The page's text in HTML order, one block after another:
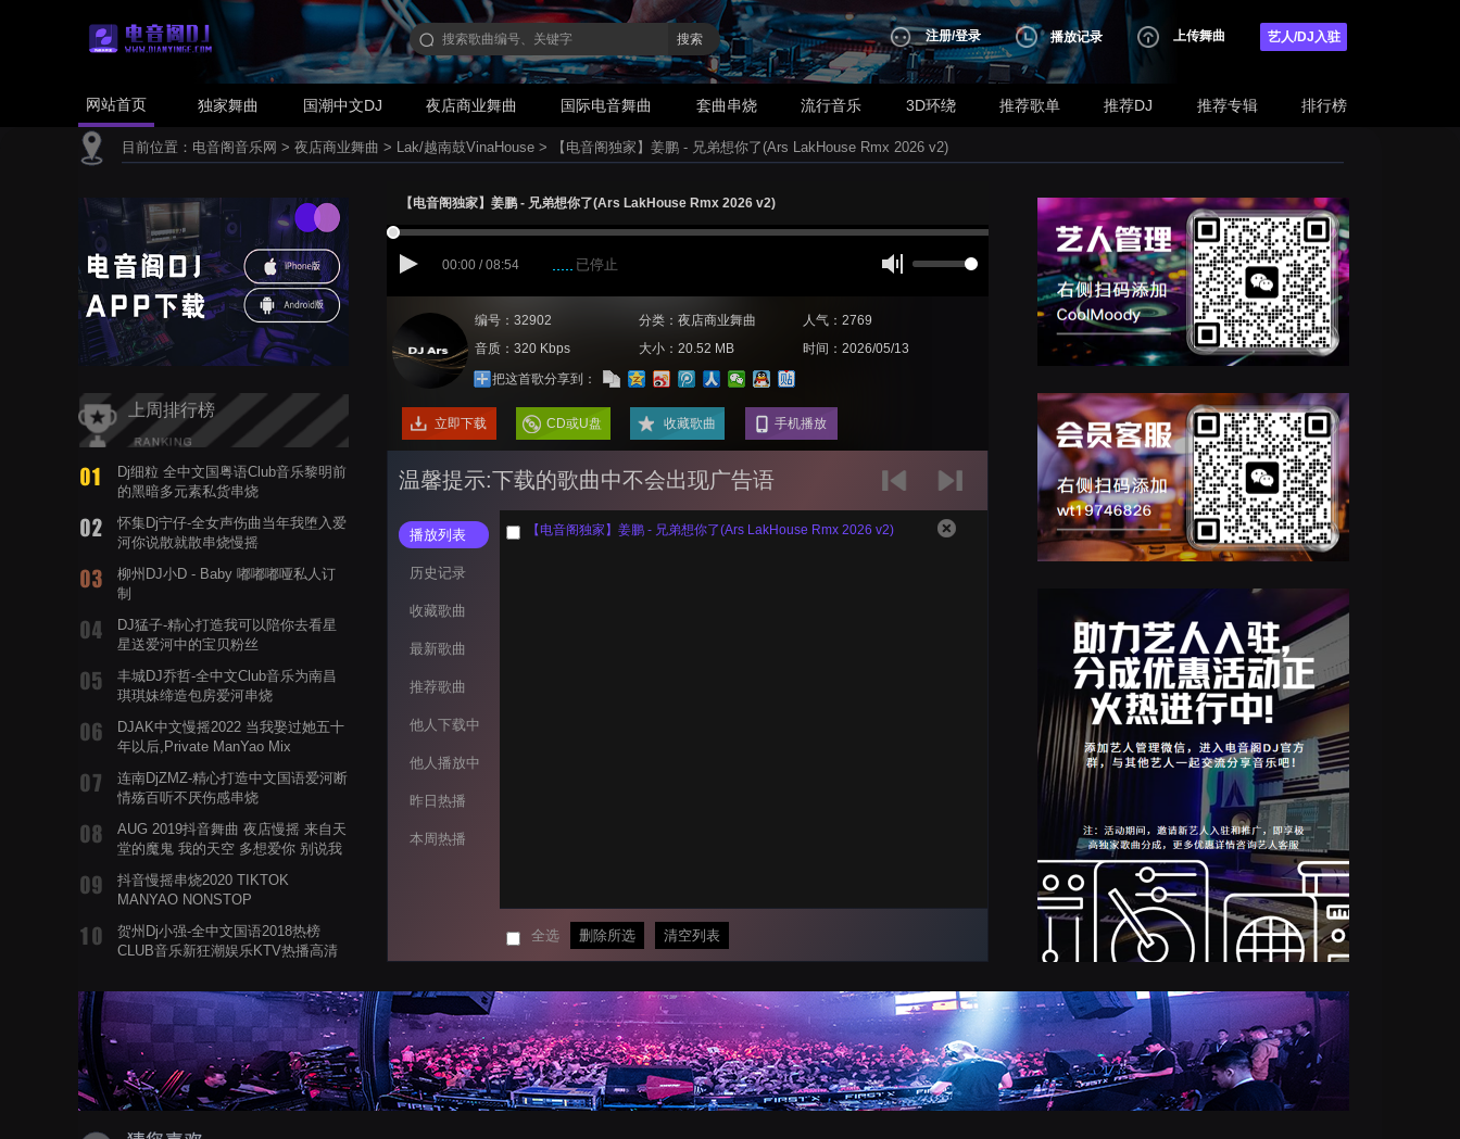
搜索 注册/登录 播放记录 上传舞曲 艺人/DJ入驻
网站首页 独家舞曲 国潮中文DJ 夜店商业舞曲 国际电音舞曲 套曲串烧 流行音乐 3D环绕 推荐歌单 推荐DJ 推荐专辑 排行榜
目前位置： 电音阁音乐网 > 夜店商业舞曲 > Lak/越南鼓VinaHouse > 【电音阁独家】姜鹏 - 兄弟想你了(Ars LakHouse Rmx 2026 v2)
上周排行榜
Dj细粒 全中文国粤语Club音乐黎明前
的黑暗多元素私货串烧
怀集Dj宁仔-全女声伤曲当年我堕入爱
河你说散就散串烧慢摇
柳州DJ小D - Baby 嘟嘟嘟哑私人订
制
DJ猛子-精心打造我可以陪你去看星
星送爱河中的宝贝粉丝
丰城DJ乔哲-全中文Club音乐为南昌
琪琪妹缔造包房爱河串烧
DJAK中文慢摇2022 当我娶过她五十
年以后,Private ManYao Mix
连南DjZMZ-精心打造中文国语爱河断
情殇百听不厌伤感串烧
AUG 2019抖音舞曲 夜店慢摇 来自天
堂的魔鬼 我的天空 多想爱你 别说我
抖音慢摇串烧2020 TIKTOK
MANYAO NONSTOP
蝉爸爸妈妈爱存在夏天的风是想你的
声音啊
贺州Dj小强-全中文国语2018热榜
CLUB音乐新狂潮娱乐KTV热播高清
【电音阁独家】姜鹏 - 兄弟想你了(Ars LakHouse Rmx 2026 v2)
00:00 / 08:54 已停止
编号：32902 分类：夜店商业舞曲
人气：2769
音质：320 Kbps
大小：20.52 MB
时间：2026/05/13
把这首歌分享到：
立即下载 CD或U盘 收藏歌曲 手机播放
温馨提示:下载的歌曲中不会出现广告语
播放列表
历史记录
收藏歌曲
最新歌曲
推荐歌曲
他人下载中
他人播放中
昨日热播
本周热播
【电音阁独家】姜鹏 - 兄弟想你了(Ars LakHouse Rmx 2026 v2)
全选 删除所选 清空列表